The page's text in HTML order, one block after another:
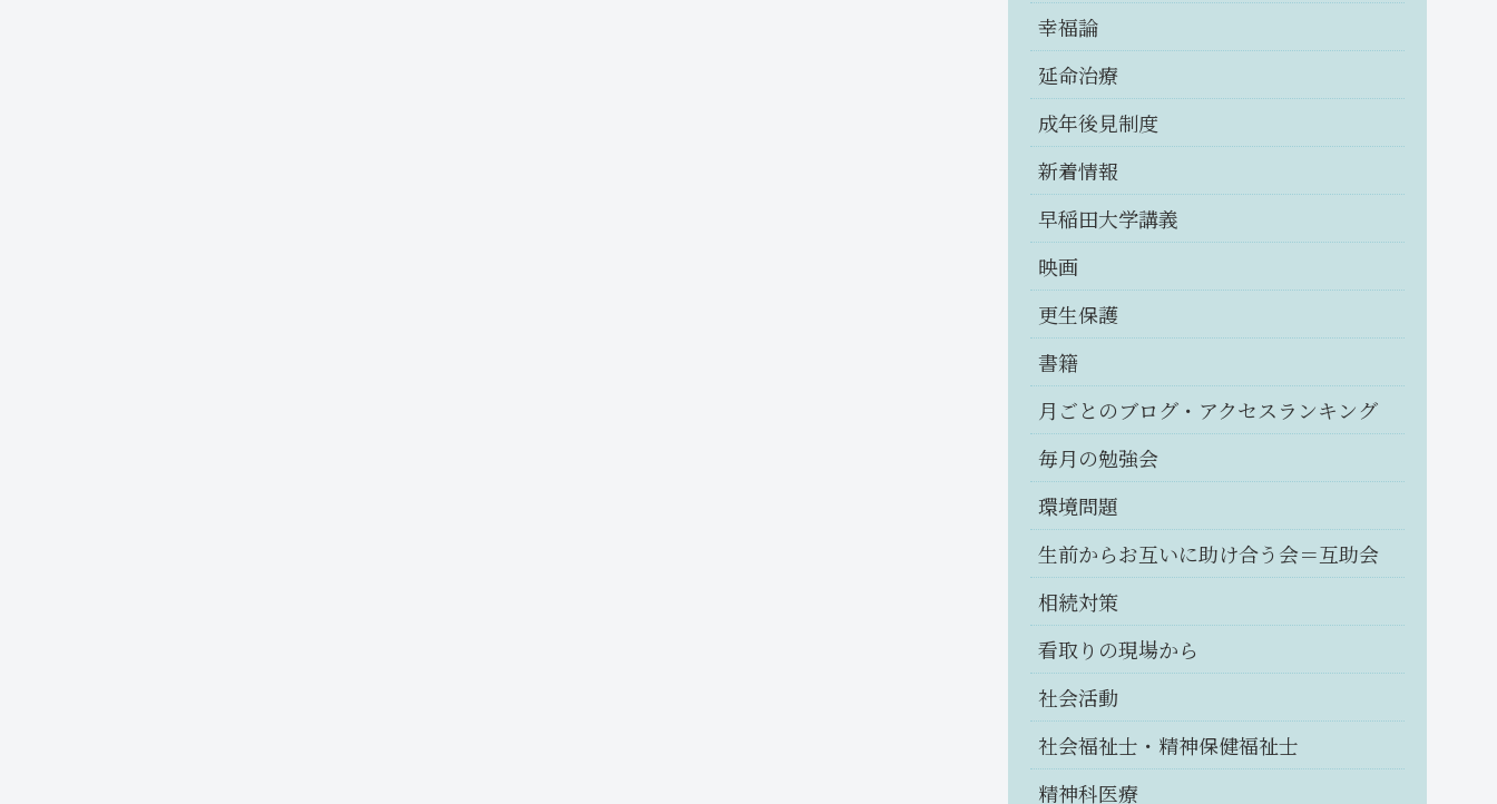
幸福論
延命治療
成年後見制度
新着情報
早稲田大学講義
映画
更生保護
書籍
月ごとのブログ・アクセスランキング
毎月の勉強会
環境問題
生前からお互いに助け合う会＝互助会
相続対策
看取りの現場から
社会活動
社会福祉士・精神保健福祉士
精神科医療